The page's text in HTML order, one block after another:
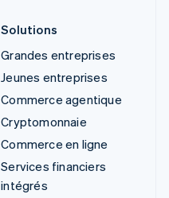
Solutions
Grandes entreprises
Jeunes entreprises
Commerce agentique
Cryptomonnaie
Commerce en ligne
Services financiers
intégrés